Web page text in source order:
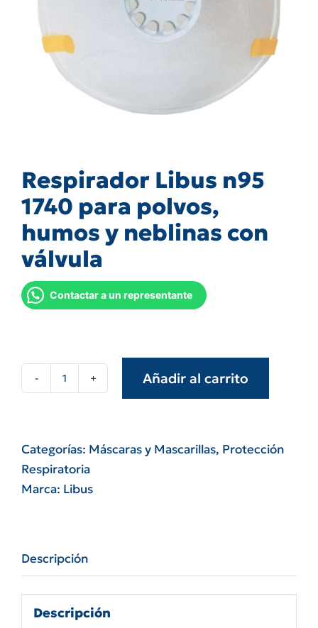
Respirador Libus n95
1740 para polvos,
humos y neblinas con
válvula
Contactar a un representante
Respirador
1740
para
polvos,
con
cantidad
Añadir al carrito
Categorías: Máscaras y Mascarillas, Protección
Respiratoria
Marca: Libus
Descripción
Descripción